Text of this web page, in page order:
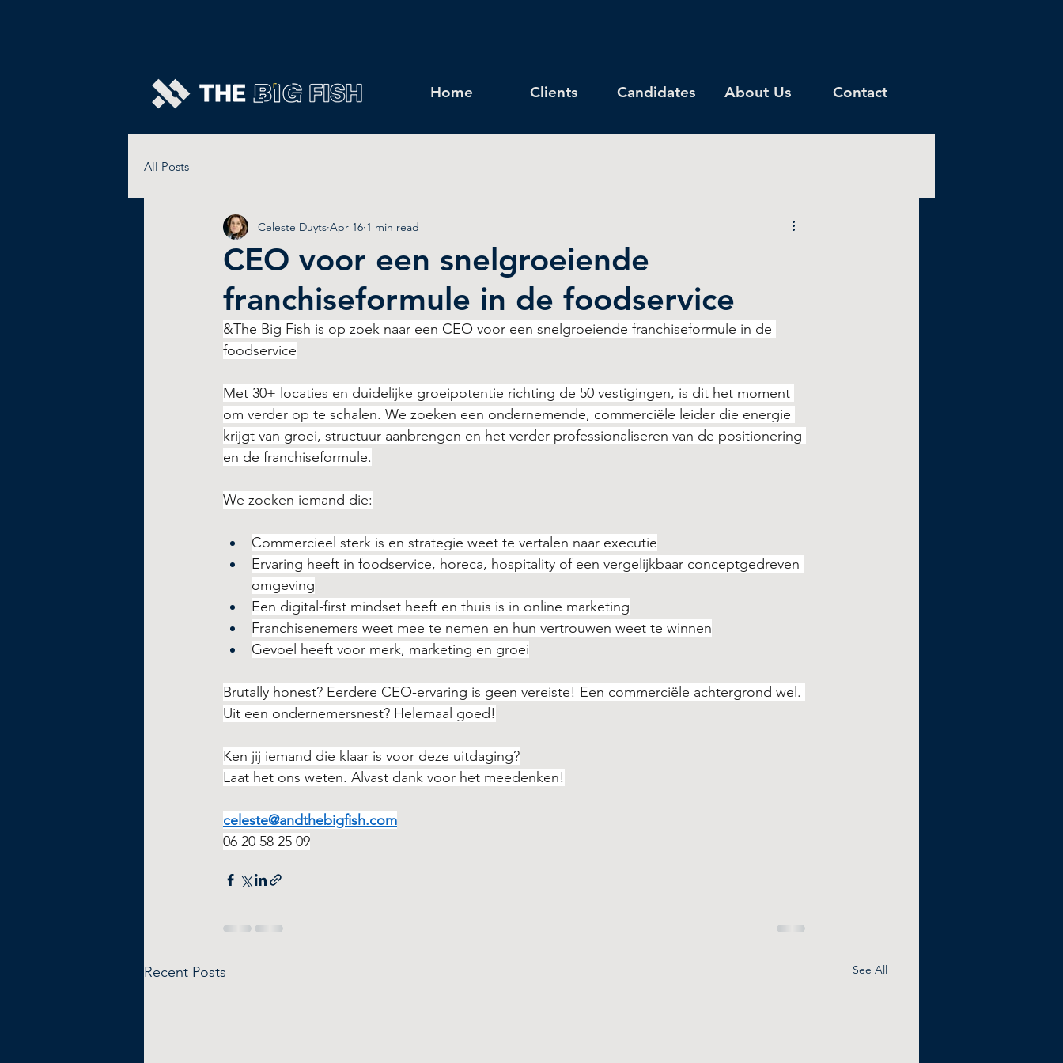
Home Clients Candidates About Us Contact
All Posts
CEO voor een snelgroeiende
franchiseformule in de foodservice
Celeste Duyts Apr 16 1 min read
&The Big Fish is op zoek naar een CEO voor een snelgroeiende franchiseformule in de
foodservice
Met 30+ locaties en duidelijke groeipotentie richting de 50 vestigingen, is dit het moment
om verder op te schalen. We zoeken een ondernemende, commerciële leider die energie
krijgt van groei, structuur aanbrengen en het verder professionaliseren van de positionering
en de franchiseformule.
We zoeken iemand die:
Commercieel sterk is en strategie weet te vertalen naar executie
Ervaring heeft in foodservice, horeca, hospitality of een vergelijkbaar conceptgedreven
omgeving
Een digital-first mindset heeft en thuis is in online marketing
Franchisenemers weet mee te nemen en hun vertrouwen weet te winnen
Gevoel heeft voor merk, marketing en groei
Brutally honest? Eerdere CEO-ervaring is geen vereiste! Een commerciële achtergrond wel.
Uit een ondernemersnest? Helemaal goed!
Ken jij iemand die klaar is voor deze uitdaging?
Laat het ons weten. Alvast dank voor het meedenken!
celeste@andthebigfish.com
06 20 58 25 09
Recent Posts See All